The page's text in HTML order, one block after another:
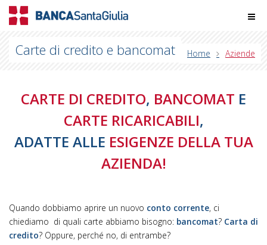
Carte di credito e bancomat Home Aziende
CARTE DI CREDITO, BANCOMAT E
CARTE RICARICABILI,
ADATTE ALLE ESIGENZE DELLA TUA
AZIENDA!
Quando dobbiamo aprire un nuovo conto corrente, ci
chiediamo di quali carte abbiamo bisogno: bancomat? Carta di
credito? Oppure, perché no, di entrambe?